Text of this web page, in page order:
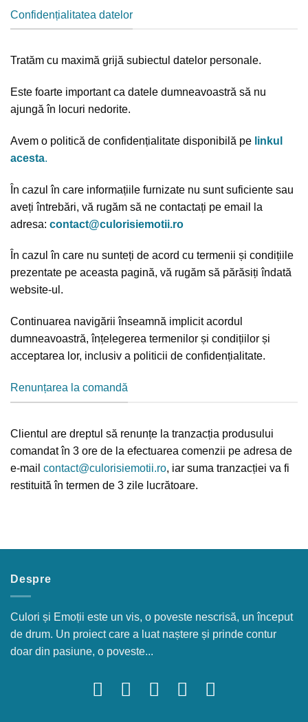
Confidențialitatea datelor
Tratăm cu maximă grijă subiectul datelor personale.
Este foarte important ca datele dumneavoastră să nu
ajungă în locuri nedorite.
Avem o politică de confidențialitate disponibilă pe linkul
acesta.
În cazul în care informațiile furnizate nu sunt suficiente sau
aveți întrebări, vă rugăm să ne contactați pe email la
adresa: contact@culorisiemotii.ro
În cazul în care nu sunteți de acord cu termenii și condițiile
prezentate pe aceasta pagină, vă rugăm să părăsiți îndată
website-ul.
Continuarea navigării înseamnă implicit acordul
dumneavoastră, înțelegerea termenilor și condițiilor și
acceptarea lor, inclusiv a politicii de confidențialitate.
Renunțarea la comandă
Clientul are dreptul să renunțe la tranzacția produsului
comandat în 3 ore de la efectuarea comenzii pe adresa de
e-mail contact@culorisiemotii.ro, iar suma tranzacției va fi
restituită în termen de 3 zile lucrătoare.
Despre
Culori și Emoții este un vis, o poveste nescrisă, un început
de drum. Un proiect care a luat naștere și prinde contur
doar din pasiune, o poveste...